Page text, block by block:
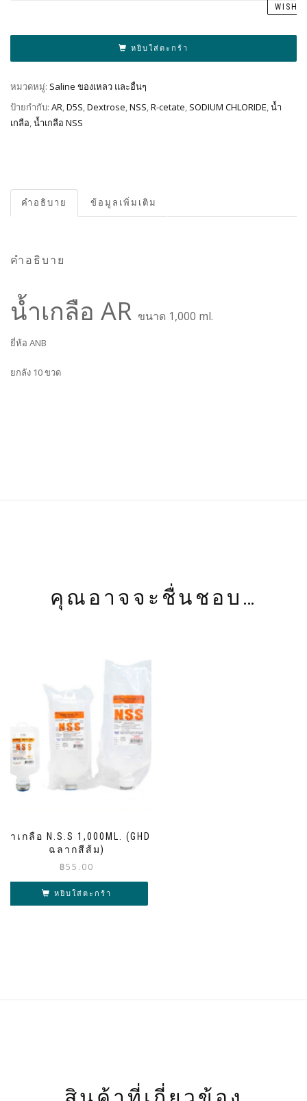
หยิบใส่ตะกร้า
หมวดหมู่: Saline ของเหลว และอื่นๆ
ป้ายกำกับ: AR,D5S,Dextrose,NSS,R-cetate, SODIUM CHLORIDE,น้ำ
เกลือ,น้ำเกลือ NSS
คำอธิบาย ข้อมูลเพิ่มเติม
คำอธิบาย
น้ำเกลือ AR ขนาด 1,000 ml.
ยี่ห้อ ANB
ยกลัง 10 ขวด
คุณอาจจะชื่นชอบ…
น้ำเกลือ N.S.S 1,000ML. (GHD
ฉลากสีส้ม)
฿55.00
หยิบใส่ตะกร้า